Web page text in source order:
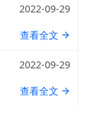
2022-09-29
查看全文
2022-09-29
查看全文